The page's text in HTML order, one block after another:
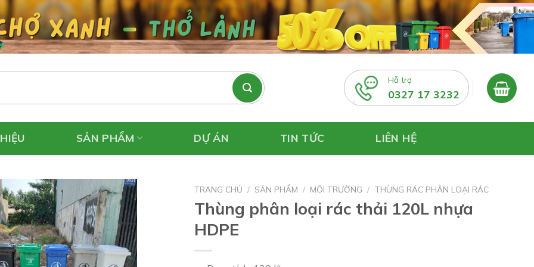
Hỗ trợ
0327 17 3232
SẢN PHẨM DỰ ÁN TIN TỨC LIÊN HỆ
TRANG CHỦ / SẢN PHẨM / MÔI TRƯỜNG / THÙNG RÁC PHÂN LOẠI RÁC
Thùng phân loại rác thải 120L nhựa
HDPE